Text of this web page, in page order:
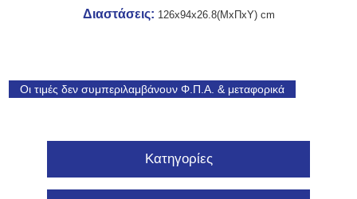
Διαστάσεις: 126x94x26.8(ΜxΠxΥ) cm
Οι τιμές δεν συμπεριλαμβάνουν Φ.Π.Α. & μεταφορικά
Κατηγορίες